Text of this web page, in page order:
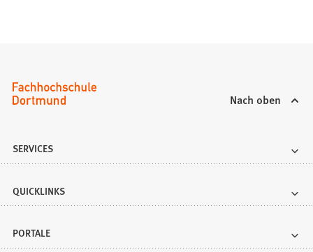
Nach oben
SERVICES
QUICKLINKS
PORTALE